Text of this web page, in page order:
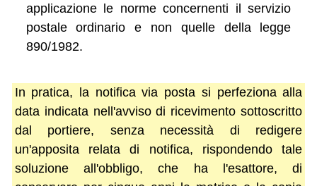
applicazione le norme concernenti il servizio
postale ordinario e non quelle della legge
890/1982.
In pratica, la notifica via posta si perfeziona alla
data indicata nell'avviso di ricevimento sottoscritto
dal portiere, senza necessità di redigere
un'apposita relata di notifica, rispondendo tale
soluzione all'obbligo, che ha l'esattore, di